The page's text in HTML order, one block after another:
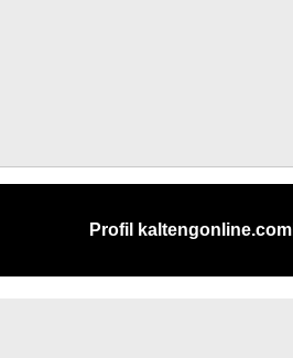
Profil kaltengonline.com